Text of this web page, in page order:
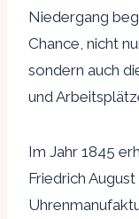
Niedergang
Chance, nicht
sondern auch
und
Im Jahr 1845
Friedrich